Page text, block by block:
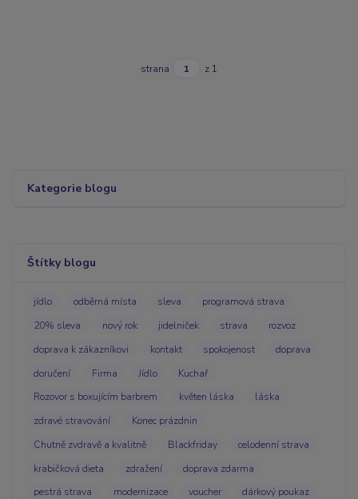
Kategorie blogu
Štítky blogu
jídlo odběrná místa sleva
programová strava
20% sleva
nový rok jidelniček strava
rozvoz
doprava k zákazníkovi
kontakt spokojenost
doprava
doručení
Firma Jídlo
Kuchař
Rozovor s boxujícím barbrem
květen láska
láska
zdravé stravování
Konec prázdnin
Chutně zvdravě a kvalitně
Blackfriday
celodenní strava
krabičková dieta
zdražení
doprava zdarma
pestrá strava
modernizace voucher
dárkový poukaz
strana z 1